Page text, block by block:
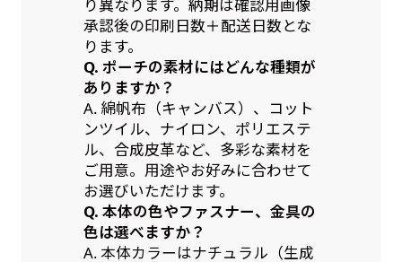
り異なります。納期は確認用画像
承認後の印刷日数＋配送日数とな
ります。
Q. ポーチの素材にはどんな種類が
ありますか？
A. 綿帆布（キャンバス）、コット
ンツイル、ナイロン、ポリエステ
ル、合成皮革など、多彩な素材を
ご用意。用途やお好みに合わせて
お選びいただけます。
Q. 本体の色やファスナー、金具の
色は選べますか？
A. 本体カラーはナチュラル（生成